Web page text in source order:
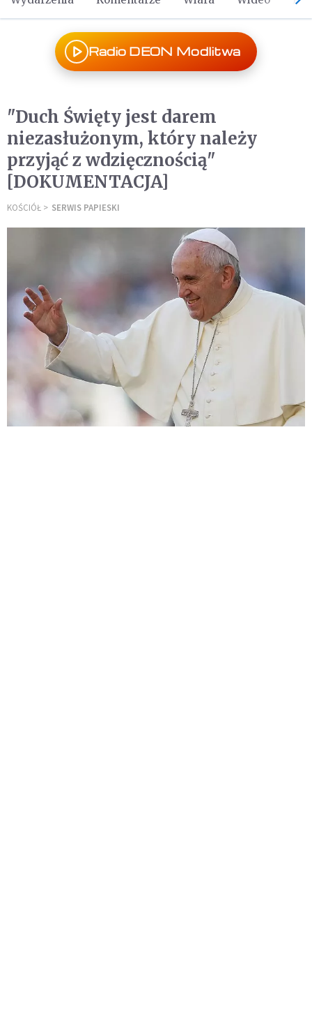
Radio DEON Modlitwa
"Duch Święty jest darem
niezasłużonym, który należy
przyjąć z wdzięcznością"
[DOKUMENTACJA]
KOŚCIÓŁ SERWIS PAPIESKI